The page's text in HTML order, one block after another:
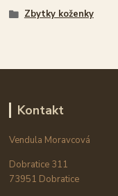
Zbytky koženky
Kontakt
Vendula Moravcová
Dobratice 311
73951 Dobratice